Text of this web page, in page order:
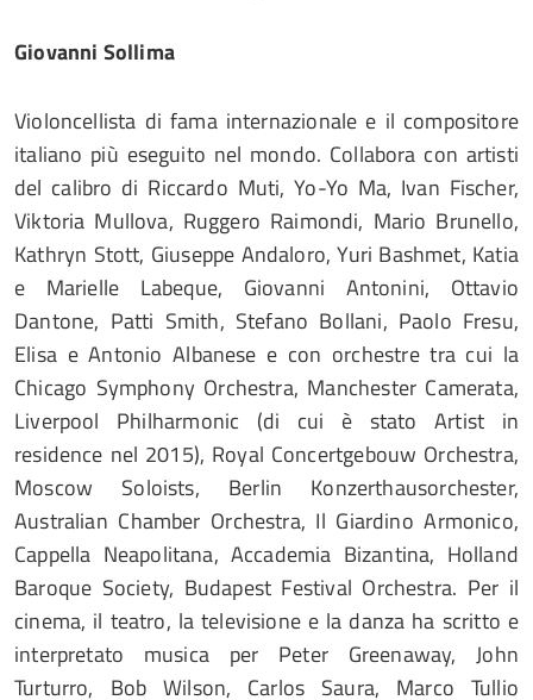
Giovanni Sollima
Violoncellista di fama internazionale e il compositore
italiano più eseguito nel mondo. Collabora con artisti
del calibro di Riccardo Muti, Yo-Yo Ma, Ivan Fischer,
Viktoria Mullova, Ruggero Raimondi, Mario Brunello,
Kathryn Stott, Giuseppe Andaloro, Yuri Bashmet, Katia
e Marielle Labeque, Giovanni Antonini, Ottavio
Dantone, Patti Smith, Stefano Bollani, Paolo Fresu,
Elisa e Antonio Albanese e con orchestre tra cui la
Chicago Symphony Orchestra, Manchester Camerata,
Liverpool Philharmonic (di cui è stato Artist in
residence nel 2015), Royal Concertgebouw Orchestra,
Moscow Soloists, Berlin Konzerthausorchester,
Australian Chamber Orchestra, Il Giardino Armonico,
Cappella Neapolitana, Accademia Bizantina, Holland
Baroque Society, Budapest Festival Orchestra. Per il
cinema, il teatro, la televisione e la danza ha scritto e
interpretato musica per Peter Greenaway, John
Turturro, Bob Wilson, Carlos Saura, Marco Tullio